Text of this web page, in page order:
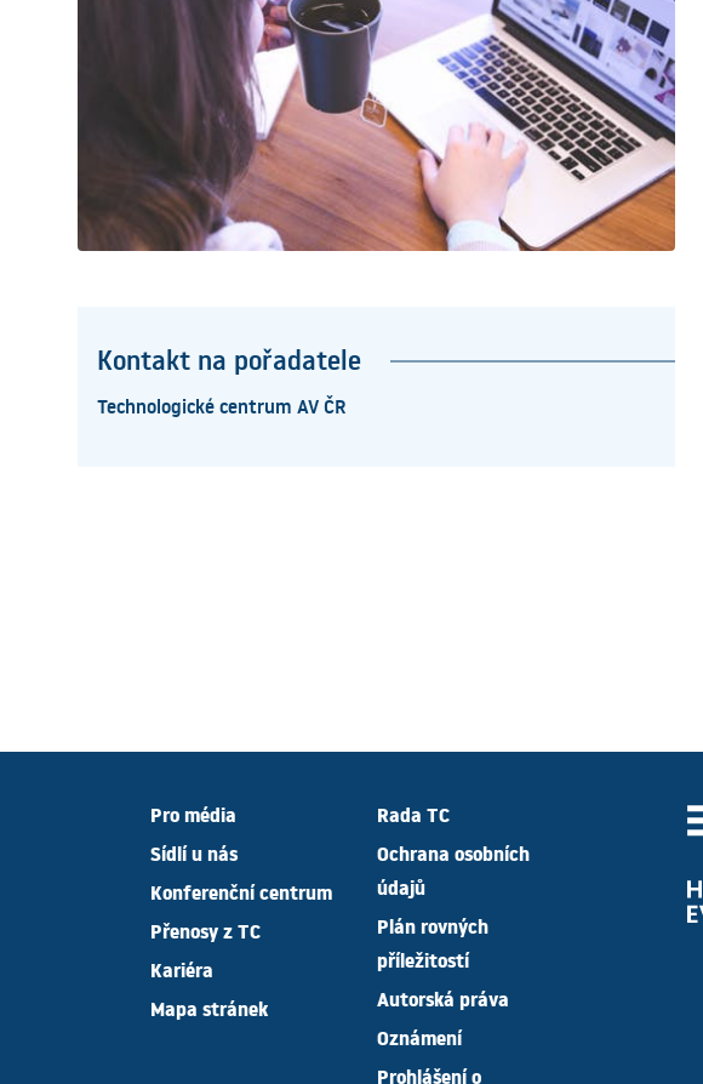
Kontakt na pořadatele
Technologické centrum AV ČR
Pro média
Sídlí u nás
Konferenční centrum
Přenosy z TC
Kariéra
Mapa stránek
Rada TC
Ochrana osobních
údajů
Plán rovných
příležitostí
Autorská práva
Oznámení